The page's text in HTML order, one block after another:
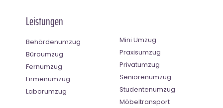
Leistungen
Behördenumzug
Büroumzug
Fernumzug
Firmenumzug
Laborumzug
Mini Umzug
Praxisumzug
Privatumzug
Seniorenumzug
Studentenumzug
Möbeltransport